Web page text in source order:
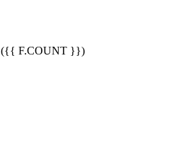
({{ F.COUNT }})